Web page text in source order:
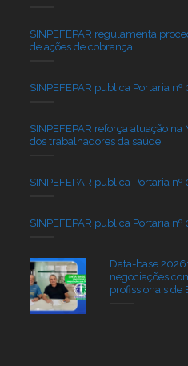
SINPEFEPAR regulamenta
de ações de cobrança
SINPEFEPAR publica Portaria
SINPEFEPAR reforça atuação na
dos trabalhadores da saúde
SINPEFEPAR publica Portaria
SINPEFEPAR publica Portaria
Data-base
negociações
profissionais de